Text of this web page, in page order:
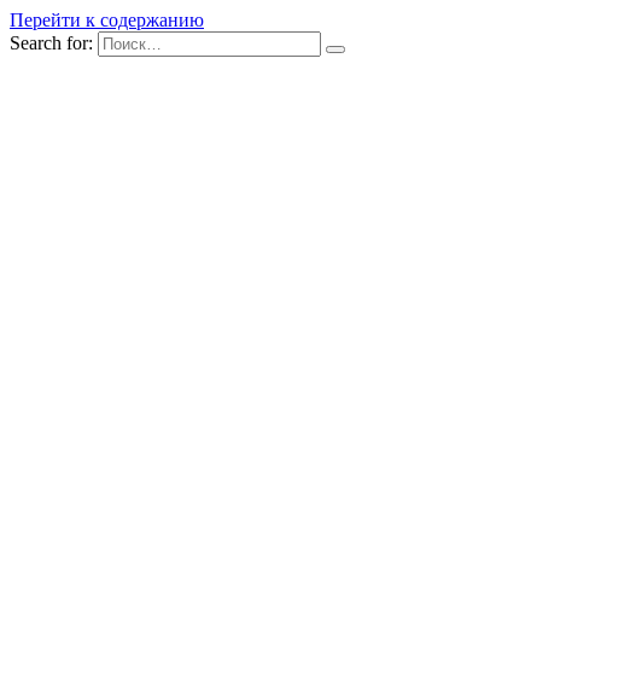
Перейти к содержанию
Search for: